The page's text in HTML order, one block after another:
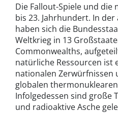
Die Fallout-Spiele und die
bis 23. Jahrhundert. In
haben sich die
Weltkrieg in 13
Commonwealths,
natürliche Ressourcen ist
nationalen Zerwürfnissen
globalen
Infolgedessen sind große
und radioaktive Asche